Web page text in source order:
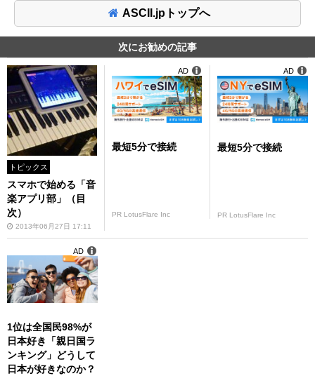
ASCII.jpトップへ
次にお勧めの記事
トピックス
スマホで始める「音
楽アプリ部」（目
次）
2013年06月27日 17:11
最短5分で接続
PR LotusFlare Inc
AD
最短5分で接続
PR LotusFlare Inc
AD
1位は全国民98%が
日本好き「親日国ラ
ンキング」どうして
日本が好きなのか？
AD